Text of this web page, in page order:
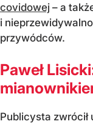
covidowej – a
i
przywódców.
Paweł
Publicysta